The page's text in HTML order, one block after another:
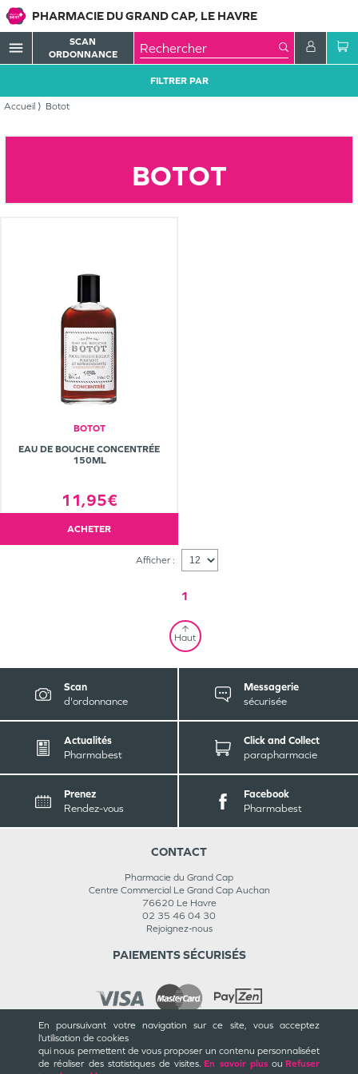
En poursuivant votre navigation sur ce site, vous acceptez
l’utilisation de cookies
qui nous permettent de vous proposer un contenu personnaliséet
de réaliser des statistiques de visites. En savoir plusou Refuser
PHARMACIE DU GRAND CAP, LE HAVRE
menu
SCAN
ORDONNANCE
Accueil Botot
FILTRER PAR
BOTOT
BOTOT
EAU DE BOUCHE CONCENTRÉE
150ML
11,95€
ACHETER
Afficher :
1
Haut
Scan
d'ordonnance
Messagerie
sécurisée
Actualités
Pharmabest
Click and Collect
parapharmacie
Prenez
Rendez-vous
Facebook
Pharmabest
CONTACT
Pharmacie du Grand Cap
Centre Commercial Le Grand Cap Auchan
76620 Le Havre
02 35 46 04 30
Rejoignez-nous
CGU / CGV
PAIEMENTS SÉCURISÉS